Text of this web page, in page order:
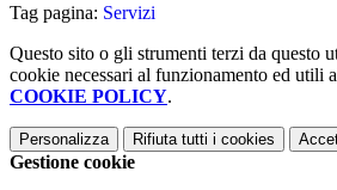
Tag pagina: Servizi
Questo sito o gli strumenti terzi da questo
cookie necessari al funzionamento ed utili
COOKIE POLICY.
Personalizza Rifiuta tutti i cookies
Gestione cookie